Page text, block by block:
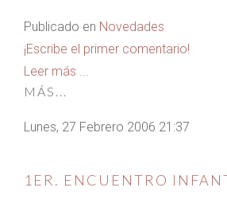
Publicado en Novedades
¡Escribe el primer comentario!
Leer más ...
MÁS...
Lunes, 27 Febrero 2006 21:37
1ER. ENCUENTRO